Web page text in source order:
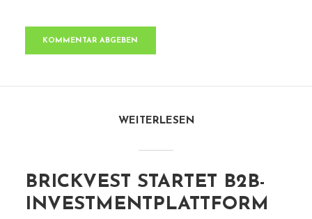
WEITERLESEN
BRICKVEST STARTET B2B-
INVESTMENTPLATTFORM